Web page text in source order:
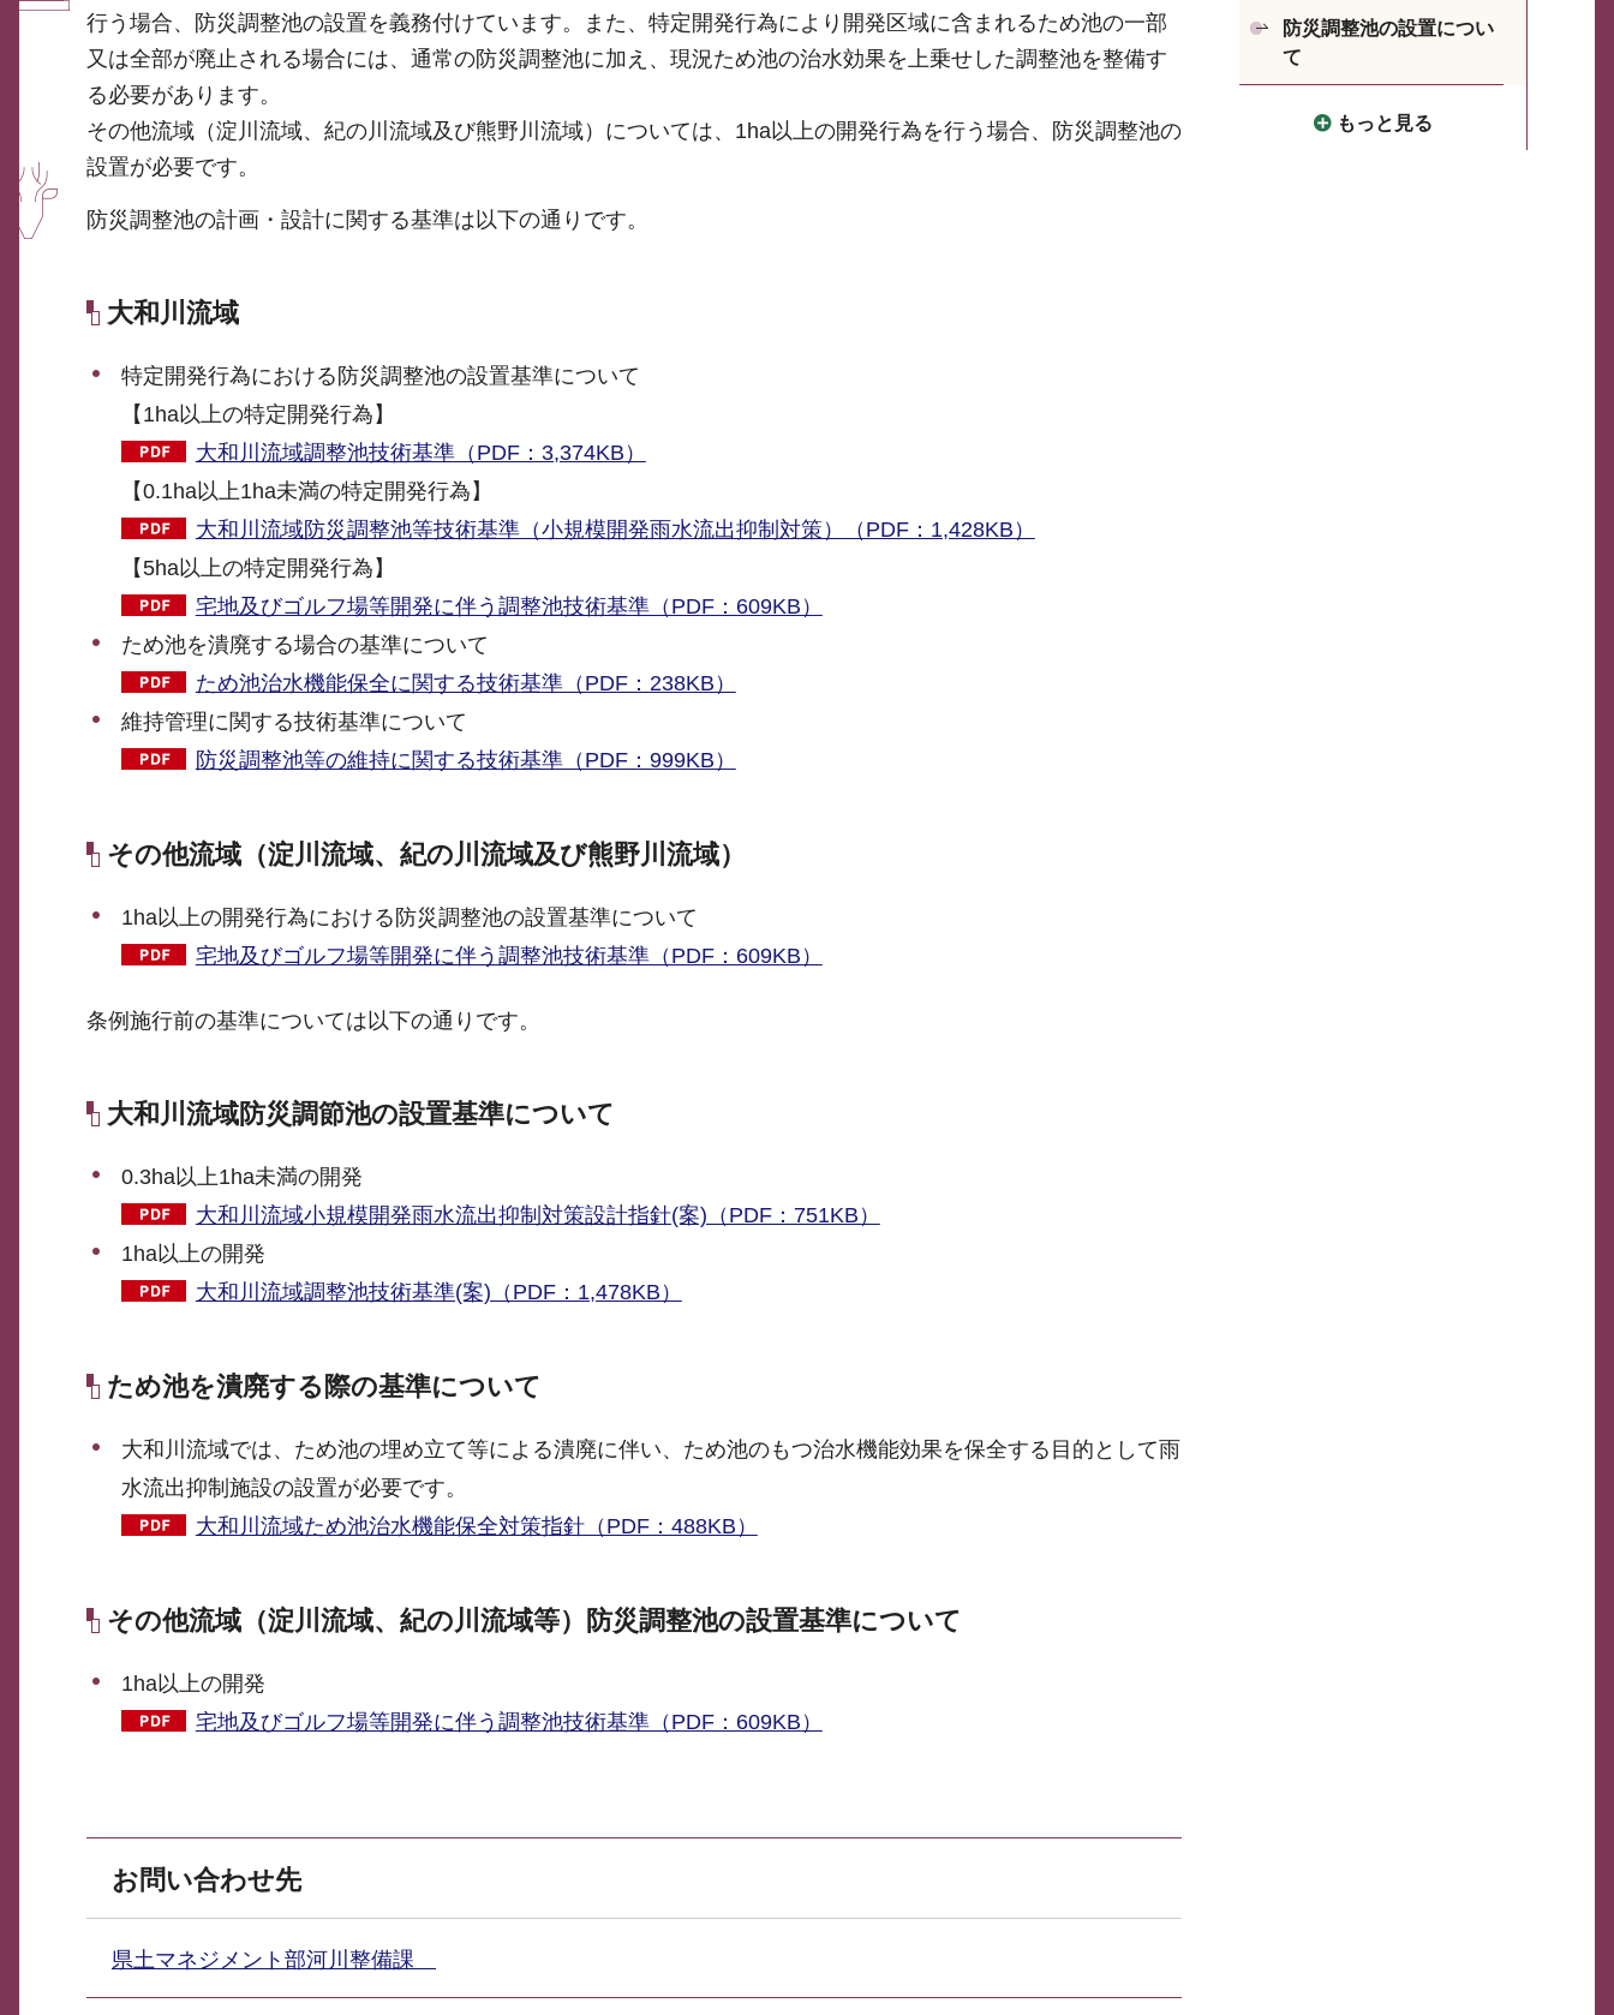
行う場合、防災調整池の設置を義務付けています。また、特定開発行為により開発区域に含まれるため池の一部
又は全部が廃止される場合には、通常の防災調整池に加え、現況ため池の治水効果を上乗せした調整池を整備す
る必要があります。
その他流域（淀川流域、紀の川流域及び熊野川流域）については、1ha以上の開発行為を行う場合、防災調整池の
設置が必要です。
防災調整池の計画・設計に関する基準は以下の通りです。
大和川流域
特定開発行為における防災調整池の設置基準について
【1ha以上の特定開発行為】
大和川流域調整池技術基準（PDF：3,374KB）
【0.1ha以上1ha未満の特定開発行為】
大和川流域防災調整池等技術基準（小規模開発雨水流出抑制対策）（PDF：1,428KB）
【5ha以上の特定開発行為】
宅地及びゴルフ場等開発に伴う調整池技術基準（PDF：609KB）
ため池を潰廃する場合の基準について
ため池治水機能保全に関する技術基準（PDF：238KB）
維持管理に関する技術基準について
防災調整池等の維持に関する技術基準（PDF：999KB）
その他流域（淀川流域、紀の川流域及び熊野川流域）
1ha以上の開発行為における防災調整池の設置基準について
宅地及びゴルフ場等開発に伴う調整池技術基準（PDF：609KB）
条例施行前の基準については以下の通りです。
大和川流域防災調節池の設置基準について
0.3ha以上1ha未満の開発
大和川流域小規模開発雨水流出抑制対策設計指針(案)（PDF：751KB）
1ha以上の開発
大和川流域調整池技術基準(案)（PDF：1,478KB）
ため池を潰廃する際の基準について
大和川流域では、ため池の埋め立て等による潰廃に伴い、ため池のもつ治水機能効果を保全する目的として雨
水流出抑制施設の設置が必要です。
大和川流域ため池治水機能保全対策指針（PDF：488KB）
その他流域（淀川流域、紀の川流域等）防災調整池の設置基準について
1ha以上の開発
宅地及びゴルフ場等開発に伴う調整池技術基準（PDF：609KB）
お問い合わせ先
県土マネジメント部河川整備課
防災調整池の設置につい
て
もっと見る